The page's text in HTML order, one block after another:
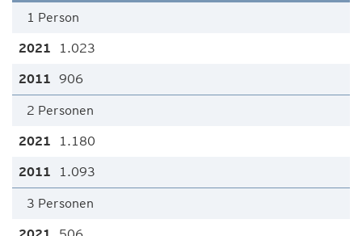
1 Person
1.023
906
2 Personen
1.180
1.093
3 Personen